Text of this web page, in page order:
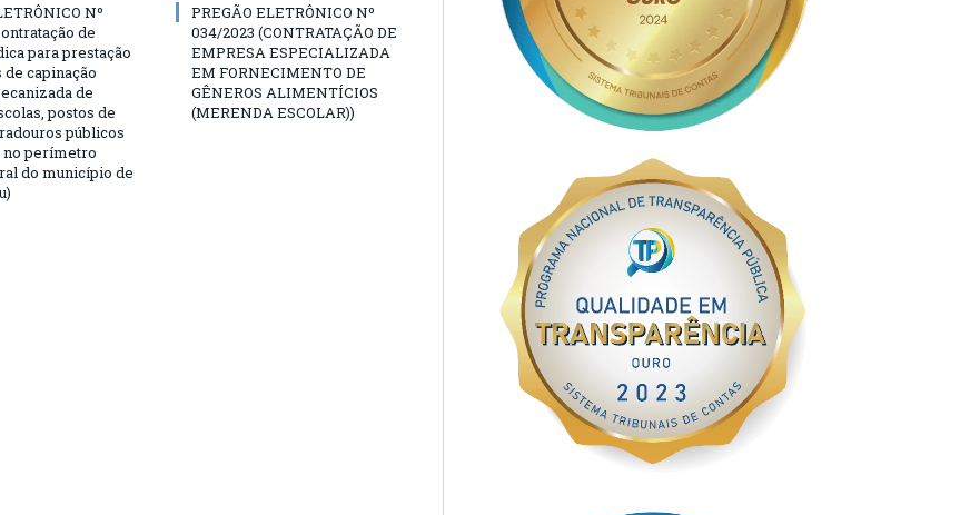
Nº
de
para prestação
capinação
de
postos de
públicos
perímetro
do município de
PREGÃO ELETRÔNICO Nº
034/2023 (CONTRATAÇÃO DE
EMPRESA ESPECIALIZADA
EM FORNECIMENTO DE
GÊNEROS ALIMENTÍCIOS
(MERENDA ESCOLAR))